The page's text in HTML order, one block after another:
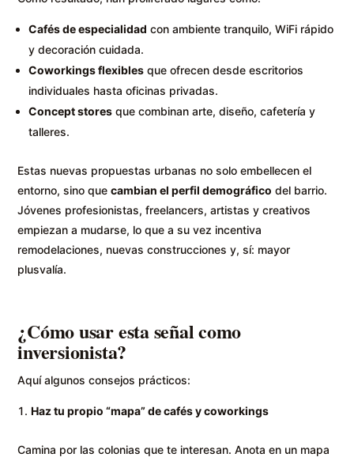
Cafés de especialidad con ambiente tranquilo, WiFi rápido
y decoración cuidada.
Coworkings flexibles que ofrecen desde escritorios
individuales hasta oficinas privadas.
Concept stores que combinan arte, diseño, cafetería y
talleres.
Estas nuevas propuestas urbanas no solo embellecen el
entorno, sino quecambian el perfil demográfico del barrio.
Jóvenes profesionistas, freelancers, artistas y creativos
empiezan a mudarse, lo que a su vez incentiva
remodelaciones, nuevas construcciones y, sí: mayor
plusvalía.
¿Cómo usar esta señal como
inversionista?
Aquí algunos consejos prácticos:
Haz tu propio “mapa” de cafés y coworkings
Camina por las colonias que te interesan. Anota en un mapa